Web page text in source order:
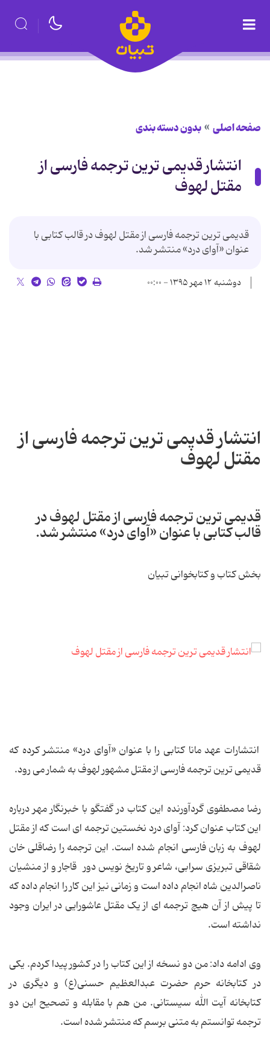
صفحه اصلی بدون دسته بندی
انتشار قدیمی ترین ترجمه فارسی از
مقتل لهوف
قدیمی ترین ترجمه فارسی از مقتل لهوف در قالب کتابی با
عنوان «آوای درد» منتشر شد.
دوشنبه ۱۲ مهر ۱۳۹۵ - ۰۰:۰۰
انتشار قدیمی ترین ترجمه فارسی از
مقتل لهوف
قدیمی ترین ترجمه فارسی از مقتل لهوف در
قالب کتابی با عنوان «آوای درد» منتشر شد.
بخش کتاب و کتابخوانی تبیان
انتشارات عهد مانا کتابی را با عنوان «آوای درد» منتشر کرده که
قدیمی ترین ترجمه فارسی از مقتل مشهور لهوف به شمار می رود.
رضا مصطفوی گردآورنده این کتاب در گفتگو با خبرنگار مهر درباره
این کتاب عنوان کرد: آوای درد نخستین ترجمه ای است که از مقتل
لهوف به زبان فارسی انجام شده است. این ترجمه را رضاقلی خان
شقاقی تبریزی سرابی، شاعر و تاریخ نویس دور قاجار و از منشیان
ناصرالدین شاه انجام داده است و زمانی نیز این کار را انجام داده که
تا پیش از آن هیچ ترجمه ای از یک مقتل عاشورایی در ایران وجود
نداشته است.
وی ادامه داد: من دو نسخه از این کتاب را در کشور پیدا کردم. یکی
در کتابخانه حرم حضرت عبدالعظیم حسنی(ع) و دیگری در
کتابخانه آیت الله سیستانی. من هم با مقابله و تصحیح این دو
ترجمه توانستم به متنی برسم که منتشر شده است.